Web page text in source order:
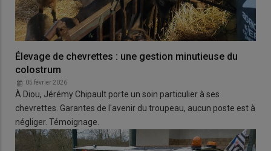
Élevage de chevrettes : une gestion minutieuse du
colostrum
05 février 2026
À Diou, Jérémy Chipault porte un soin particulier à ses
chevrettes. Garantes de l'avenir du troupeau, aucun poste est à
négliger. Témoignage.